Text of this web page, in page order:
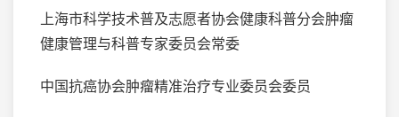
上海市科学技术普及志愿者协会健康科普分会肿瘤
健康管理与科普专家委员会常委
中国抗癌协会肿瘤精准治疗专业委员会委员